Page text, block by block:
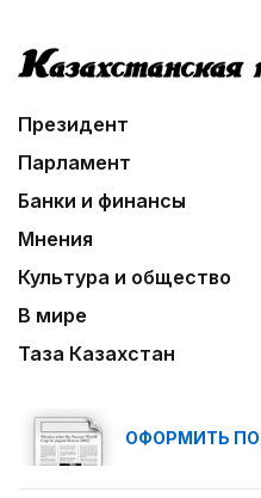
Президент
Парламент
Банки и финансы
Мнения
Культура и общество
В мире
Таза Казахстан
ОФОРМИТЬ